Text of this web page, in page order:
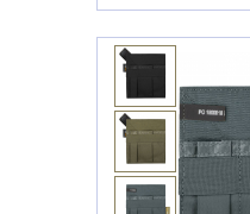
.30 .308
(7.62mm)
12GA, 20GA10
.40 .416